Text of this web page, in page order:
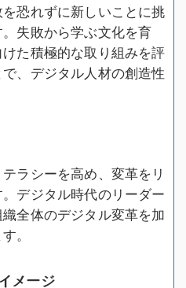
恐れずに新しいことに挑
失敗から学ぶ文化を育
た積極的な取り組みを評
、デジタル人材の創造性
ラシーを高め、変革をリ
デジタル時代のリーダー
全体のデジタル変革を加
。
メージ